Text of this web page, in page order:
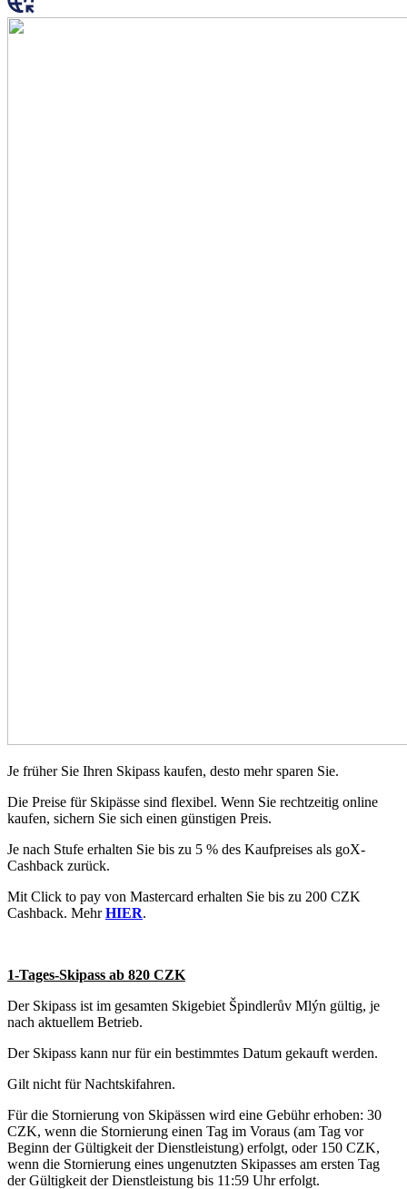
Je früher Sie Ihren Skipass kaufen, desto mehr sparen Sie.
Die Preise für Skipässe sind flexibel. Wenn Sie rechtzeitig online
kaufen, sichern Sie sich einen günstigen Preis.
Je nach Stufe erhalten Sie bis zu 5 % des Kaufpreises als goX-
Cashback zurück.
Mit Click to pay von Mastercard erhalten Sie bis zu 200 CZK
Cashback. MehrHIER.
1-Tages-Skipass ab 820 CZK
Der Skipass ist im gesamten Skigebiet Špindlerův Mlýn gültig, je
nach aktuellem Betrieb.
Der Skipass kann nur für ein bestimmtes Datum gekauft werden.
Gilt nicht für Nachtskifahren.
Für die Stornierung von Skipässen wird eine Gebühr erhoben: 30
CZK, wenn die Stornierung einen Tag im Voraus (am Tag vor
Beginn der Gültigkeit der Dienstleistung) erfolgt, oder 150 CZK,
wenn die Stornierung eines ungenutzten Skipasses am ersten Tag
der Gültigkeit der Dienstleistung bis 11:59 Uhr erfolgt.